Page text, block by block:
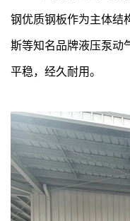
钢优质钢板作为主体结
斯等知名品牌液压泵动
平稳，经久耐用。